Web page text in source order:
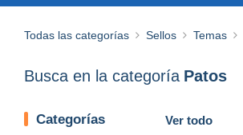
Todas las categorías Sellos Temas
Busca en la categoría Patos
Categorías Ver todo